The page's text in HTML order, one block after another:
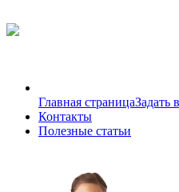
Главная страницаЗадать
Контакты
Полезные статьи